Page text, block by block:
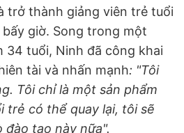
trở thành giảng viên trẻ tuổi
giờ. Song trong một
34 tuổi, Ninh đã công khai
tài và nhấn mạnh: "Tôi
Tôi chỉ là một sản phẩm
trẻ có thể quay lại, tôi sẽ
đào tạo này nữa".